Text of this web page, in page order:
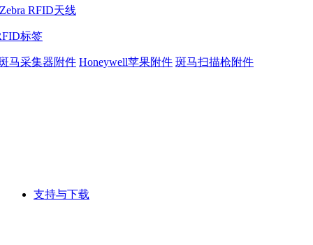
Zebra RFID天线
标签
马采集器附件 Honeywell苹果附件 斑马扫描枪附件
支持与下载